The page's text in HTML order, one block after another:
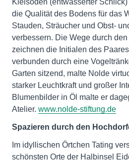
Kleisoden (entwässerter
die Qualität des Bodens für das
Stauden, Sträucher und Obst-
verbessern. Die Wege durch
zeichnen die Initialen des
verbunden durch eine
Garten sitzend, malte Nolde
starker Leuchtkraft und großer
Blumenbilder in Öl malte er
Atelier. www.nolde-stiftung.de
Spazieren durch den
Im idyllischen Örtchen Tating
schönsten Orte der Halbinsel